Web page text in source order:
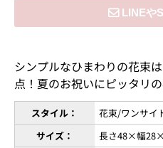
住所を知らない
シンプルなひまわりの花束
点！夏のお祝いにピッタリの
スタイル：
花束/ワンサイ
サイズ：
長さ48×幅